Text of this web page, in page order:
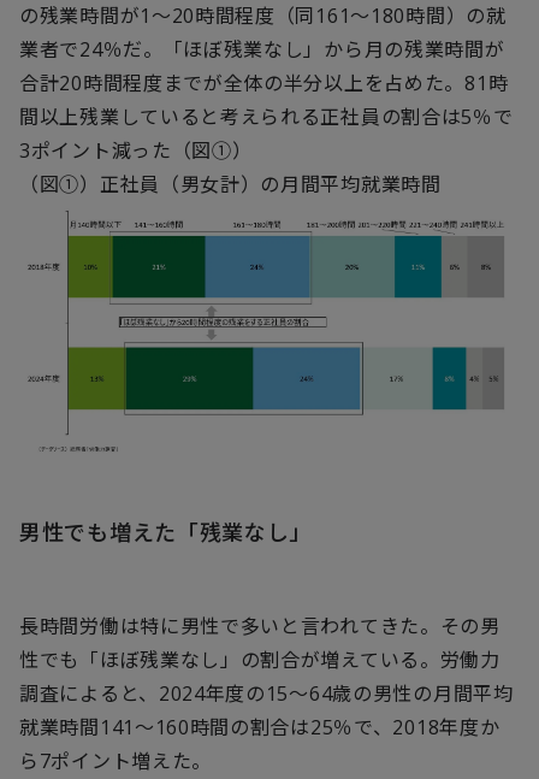
の残業時間が1～20時間程度（同161～180時間）の就
業者で24％だ。「ほぼ残業なし」から月の残業時間が
合計20時間程度までが全体の半分以上を占めた。81時
間以上残業していると考えられる正社員の割合は5％で
3ポイント減った（図①）
（図①）正社員（男女計）の月間平均就業時間
男性でも増えた「残業なし」
長時間労働は特に男性で多いと言われてきた。その男
性でも「ほぼ残業なし」の割合が増えている。労働力
調査によると、2024年度の15～64歳の男性の月間平均
就業時間141～160時間の割合は25％で、2018年度か
ら7ポイント増えた。